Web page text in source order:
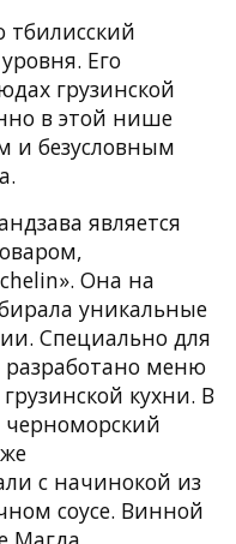
тбилисский
Его
грузинской
в этой нише
и безусловным
является
Она на
уникальные
Специально для
разработано меню
кухни. В
с начинокой из
соусе. Винной